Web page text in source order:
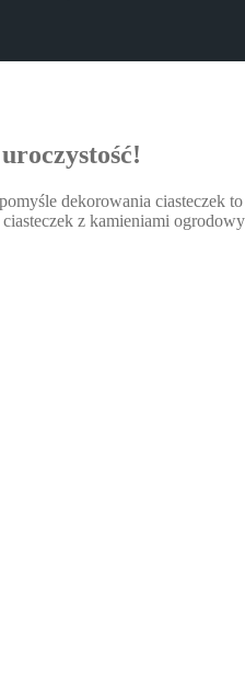
dekorowania ciasteczek
z kamieniami